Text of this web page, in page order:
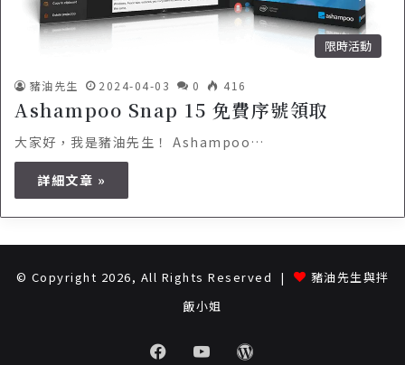
限時活動
豬油先生 2024-04-03 0 416
Ashampoo Snap 15 免費序號領取
大家好，我是豬油先生！ Ashampoo…
詳細文章 »
© Copyright 2026, All Rights Reserved |
豬油先生與拌
飯小姐
Facebook
Youtube